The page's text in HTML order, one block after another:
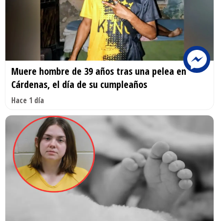
Muere hombre de 39 años tras una pelea en
Cárdenas, el día de su cumpleaños
Hace 1 día